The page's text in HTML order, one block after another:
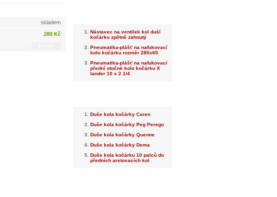
skladem
289 Kč
Nástavec na ventilek kol duší
kočárku zpětně zahnutý
Pneumatika-plášť na nafukovací
kolo kočárku rozměr 280x65
Pneumatika-plášť na nafukovací
přední otočné kolo kočárku X
lander 10 x 2 1/4
Duše kola kočárky Caren
Duše kola kočárky Peg Perego
Duše kola kočárky Quenne
Duše kola kočárky Dema
Duše kola kočárku 10 palců do
předních aretovacích kol